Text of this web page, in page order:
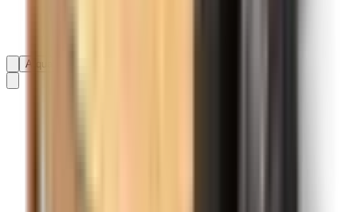
A qualquer altura